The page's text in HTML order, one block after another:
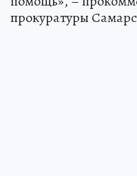
прокуратуры